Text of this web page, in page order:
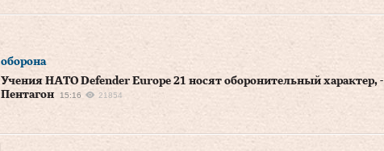
оборона
Учения НАТО Defender Europe 21 носят оборонительный характер, -
Пентагон
15:16 21854